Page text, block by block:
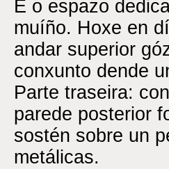
É o espazo
muíño. Hoxe en
andar superior
conxunto dende
Parte traseira:
parede posterior
sostén sobre un
metálicas.